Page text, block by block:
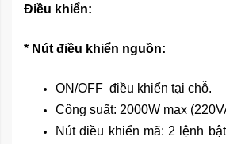
Điều khiển:
* Nút điều khiển nguồn:
ON/OFF điều khiển tại chỗ.
Công suất: 2000W max
Nút điều khiển mã: 2 lệnh